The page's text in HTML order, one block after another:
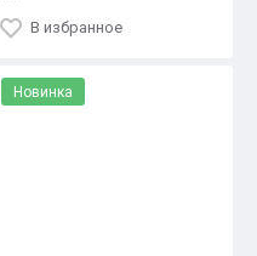
В избранное
Новинка